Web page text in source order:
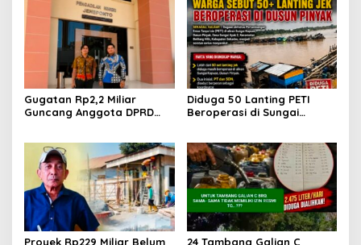
Bongkar Seluruh Dokumen
Gugatan Rp2,2 Miliar
Guncang Anggota DPRD
Diduga 50 Lanting PETI
Beroperasi di Sungai
Balik Tambang Emas Ilegal
Proyek Rp229 Miliar Belum
24 Tambang Galian C